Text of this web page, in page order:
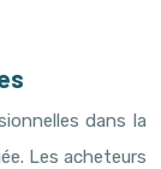
dans la
Les acheteurs